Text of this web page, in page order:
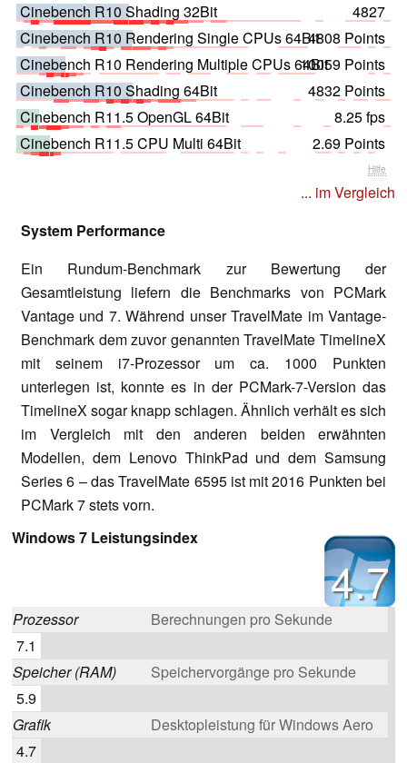
Cinebench R10 Shading 32Bit
4827
Cinebench R10 Rendering Single CPUs 64Bit4808 Points
Cinebench R10 Rendering Multiple CPUs 64Bit10059 Points
Cinebench R10 Shading 64Bit
4832 Points
Cinebench R11.5 OpenGL 64Bit
8.25 fps
Cinebench R11.5 CPU Multi 64Bit
2.69 Points
Hilfe
... im Vergleich
System Performance
Ein Rundum-Benchmark zur Bewertung der
Gesamtleistung liefern die Benchmarks von PCMark
Vantage und 7. Während unser TravelMate im Vantage-
Benchmark dem zuvor genannten TravelMate TimelineX
mit seinem i7-Prozessor um ca. 1000 Punkten
unterlegen ist, konnte es in der PCMark-7-Version das
TimelineX sogar knapp schlagen. Ähnlich verhält es sich
im Vergleich mit den anderen beiden erwähnten
Modellen, dem Lenovo ThinkPad und demSamsung
Series 6 – das TravelMate 6595 ist mit 2016 Punkten bei
PCMark 7 stets vorn.
4.7
Windows 7 Leistungsindex
Prozessor
Berechnungen pro Sekunde
7.1
Speicher (RAM)
Speichervorgänge pro Sekunde
5.9
Grafik
Desktopleistung für Windows Aero
4.7